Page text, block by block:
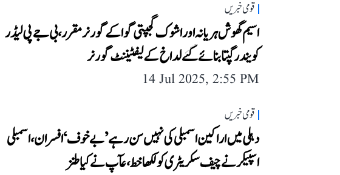
قومی خبریں
اسیم گھوش ہریانہ اور اشوک گجپتی گوا کے گورنر مقرر، بی جے پی لیڈر
کویندر گپتا بنائے گئے لداخ کے لیفٹیننٹ گورنر
14 Jul 2025, 2:55 PM
قومی خبریں
دہلی میں اراکین اسمبلی کی نہیں سن رہے ’بے خوف‘ افسران، اسمبلی
اسپیکر نے چیف سکریٹری کو لکھا خط، عآپ نے کیا طنز